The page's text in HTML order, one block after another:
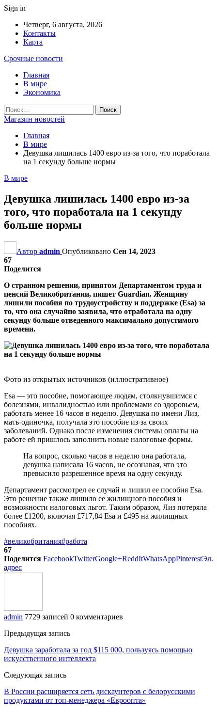
Sign in
Четверг, 6 августа, 2026
Контакты
Карта
Срочные новости
Главная
В мире
Экономика
Магазин новостей
Главная
В мире
Девушка лишилась 1400 евро из-за того, что поработала
на 1 секунду больше нормы
В мире
Девушка лишилась 1400 евро из-за
того, что поработала на 1 секунду
больше нормы
Автор admin Опубликовано Сен 14, 2023
67
Поделится
О странном решении, принятом Департаментом труда и
пенсий Великобритании, пишет Guardian. Женщину
лишили пособия по трудоустройству и поддержке (Esa) за
то, что она случайно заявила, что отработала на одну
секунду больше отведенного максимально допустимого
времени.
Фото из открытых источников (иллюстративное)
Esa — это пособие, помогающее людям, столкнувшимся с
болезнями, инвалидностью или проблемами со здоровьем,
работать менее 16 часов в неделю. Девушка по имени Лиз,
мать-одиночка, получала это пособие из-за своих
заболеваний. Однако после изменения системы оплаты на
работе ей пришлось заполнить новые налоговые формы.
На вопрос, сколько часов в неделю она работала,
девушка написала 16 часов, не осознавая, что это
превысило разрешенное время на одну секунду.
Департамент рассмотрел ее случай и лишил ее пособия Esa.
Это решение также лишило ее жилищного пособия и
возможности налоговых льгот. Таким образом, Лиз потеряла
более £1200, включая £717,84 Esa и £495 на жилищных
пособиях.
#великобритания#работа
67
Поделится FacebookTwitterGoogle+ReddItWhatsAppPinterestЭл.
адрес
admin 7729 записей 0 комментариев
Предыдущая запись
Девушка заработала за год $115 000, пользуясь помощью
искусственного интеллекта
Следующая запись
В России расширяется сеть дискаунтеров с белорусскими
продуктами от топ-менеджера «Евроопта»